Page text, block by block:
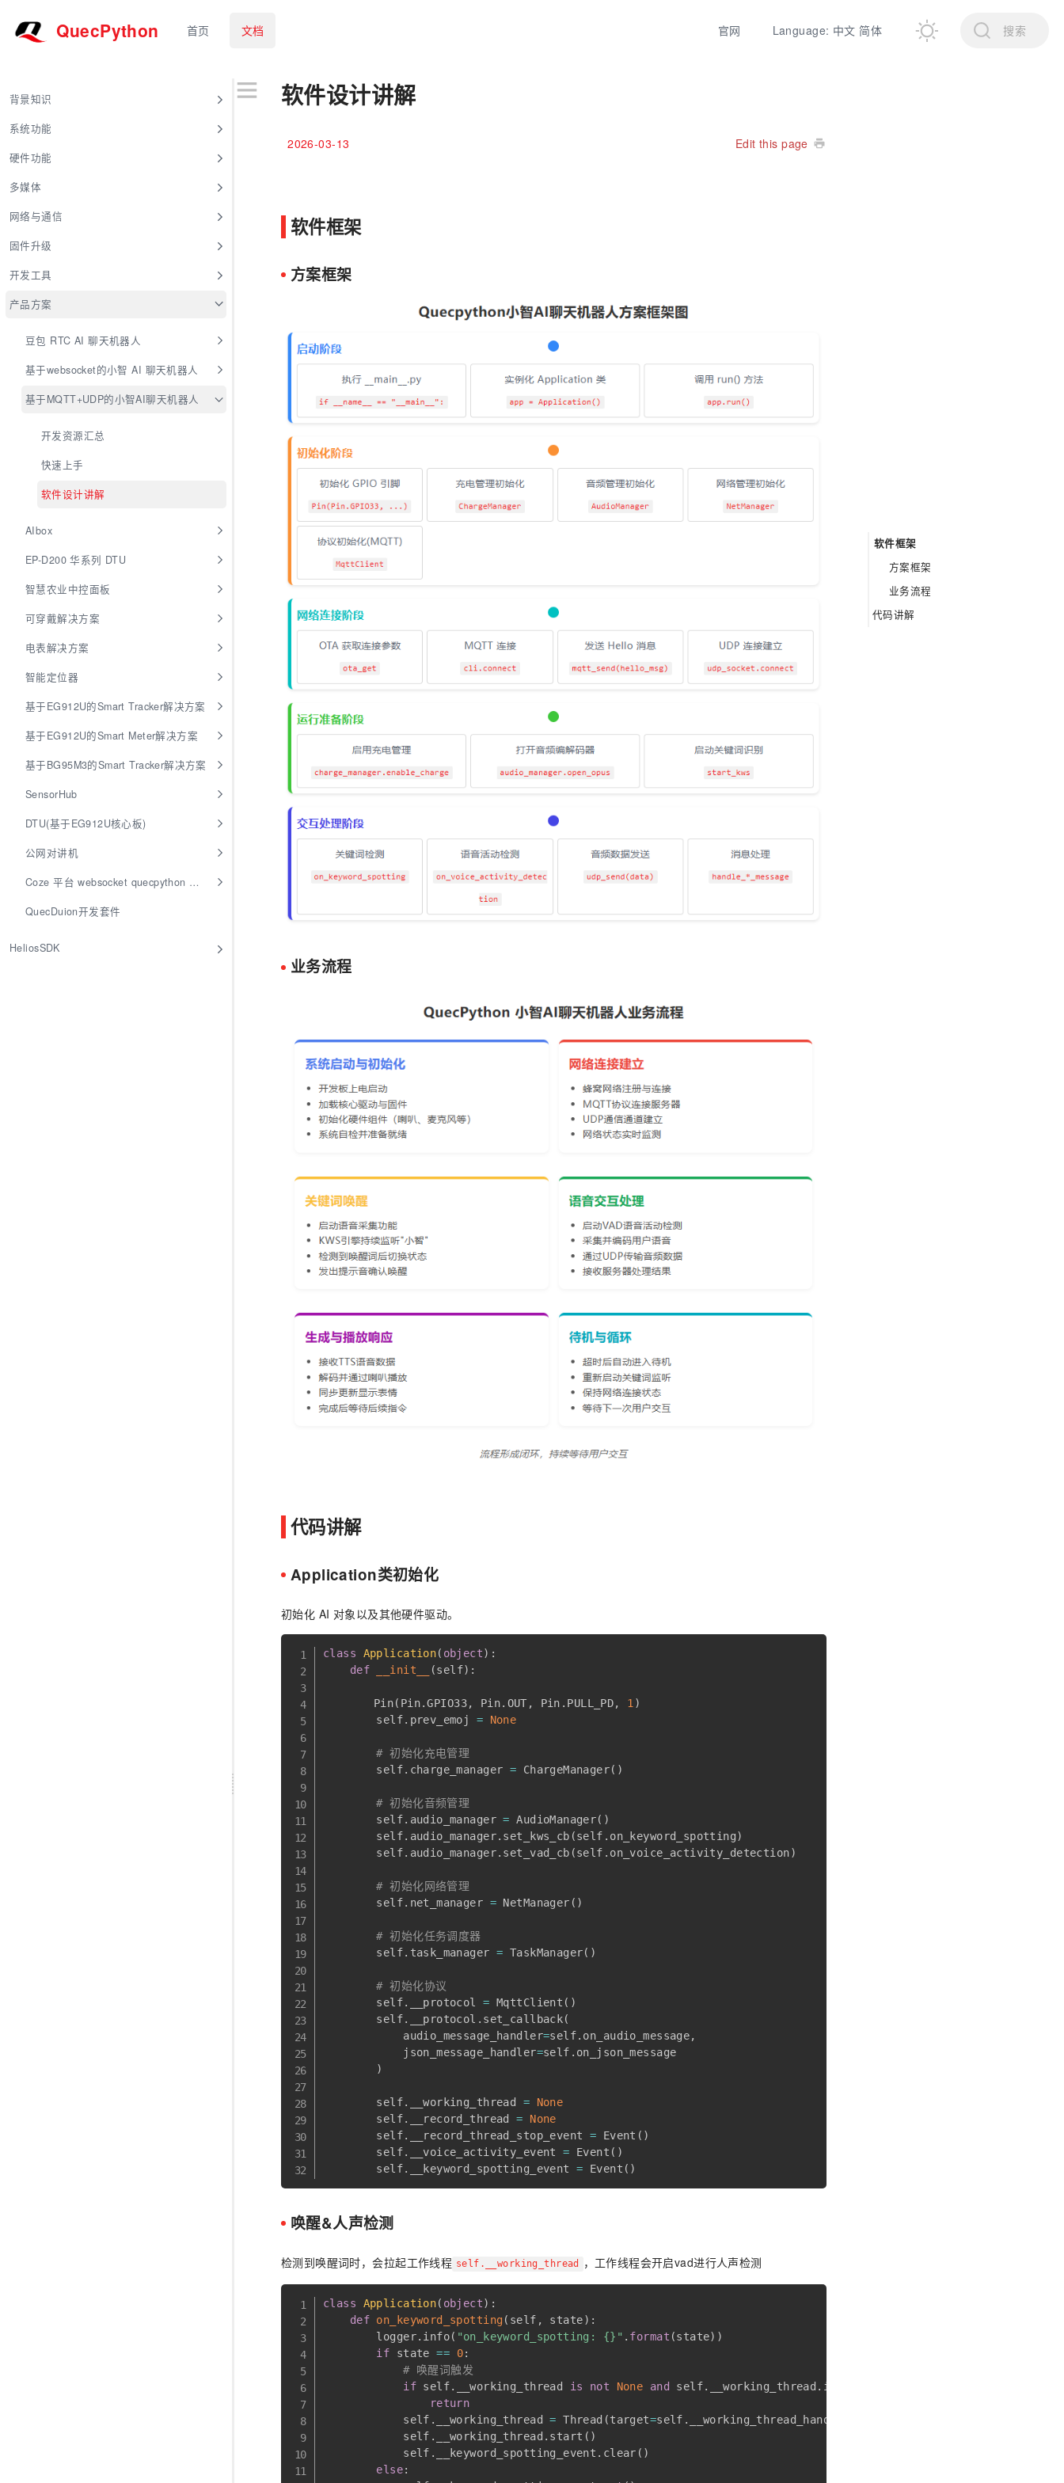
QuecPython 首页 文档 官网 Language: 中文 简体 搜索
背景知识
系统功能
硬件功能
多媒体
网络与通信
固件升级
开发工具
产品方案
豆包 RTC AI 聊天机器人
基于websocket的小智 AI 聊天机器人
基于MQTT+UDP的小智AI聊天机器人
开发资源汇总
快速上手
软件设计讲解
AIbox
EP-D200 华系列 DTU
智慧农业中控面板
可穿戴解决方案
电表解决方案
智能定位器
基于EG912U的Smart Tracker解决方案
基于EG912U的Smart Meter解决方案
基于BG95M3的Smart Tracker解决方案
SensorHub
DTU(基于EG912U核心板)
公网对讲机
Coze 平台 websocket quecpython 接入
QuecDuion开发套件
HeliosSDK
软件设计讲解
2026-03-13 Edit this page
软件框架
方案框架
业务流程
代码讲解
Application类初始化
初始化 AI 对象以及其他硬件驱动。
class Application( object) :
def
__init__ (self) :
    	Pin
( Pin.GPIO33, Pin. OUT , Pin . PULL_PD, 1 )
        self
. prev_emoj = None
# 初始化充电管理
        self
. charge_manager = ChargeManager( )
# 初始化音频管理
        self
. audio_manager = AudioManager( )
        self
. audio_manager. set_kws_cb (self . on_keyword_spotting)
        self
. audio_manager. set_vad_cb (self . on_voice_activity_detection)
# 初始化网络管理
        self
. net_manager = NetManager ( )
# 初始化任务调度器
        self
. task_manager = TaskManager( )
# 初始化协议
        self
. __protocol = MqttClient ( )
        self
. __protocol . set_callback(
            audio_message_handler
=self. on_audio_message,
            json_message_handler
=self . on_json_message
)
        self
. __working_thread =
None
        self
. __record_thread =
None
        self
. __record_thread_stop_event = Event ( )
        self
. __voice_activity_event = Event ( )
        self
. __keyword_spotting_event = Event ( )
唤醒&人声检测
检测到唤醒词时，会拉起工作线程 self.__working_thread ，工作线程会开启vad进行人声检测
class Application( object) :
def on_keyword_spotting( self , state) :
        logger
. info( "on_keyword_spotting: {}" . format (state) )
if state == 0:
# 唤醒词触发
if self. __working_thread is not None and self. __working_thread . is_running
return
            self
. __working_thread = Thread (target=self . __working_thread_handler
            self
. __working_thread . start ( )
            self
. __keyword_spotting_event . clear ( )
else:
软件框架
方案框架
业务流程
代码讲解